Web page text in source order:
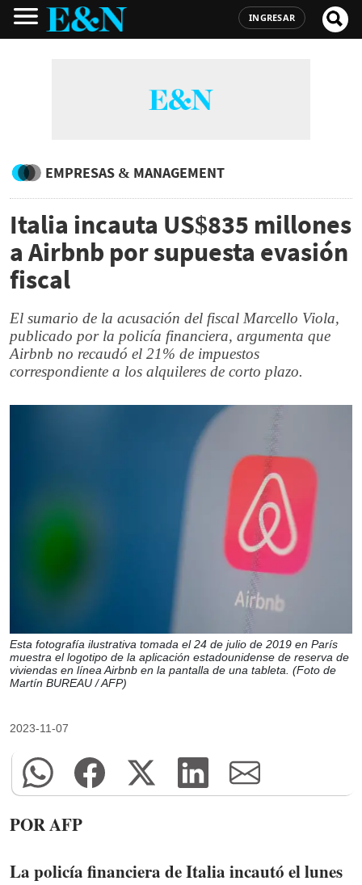
INGRESAR
EMPRESAS & MANAGEMENT
Italia incauta US$835 millones
a Airbnb por supuesta evasión
fiscal
El sumario de la acusación del fiscal Marcello Viola,
publicado por la policía financiera, argumenta que
Airbnb no recaudó el 21% de impuestos
correspondiente a los alquileres de corto plazo.
Esta fotografía ilustrativa tomada el 24 de julio de 2019 en París
muestra el logotipo de la aplicación estadounidense de reserva de
viviendas en línea Airbnb en la pantalla de una tableta. (Foto de
Martín BUREAU / AFP)
2023-11-07
POR AFP
La policía financiera de Italia incautó el lunes